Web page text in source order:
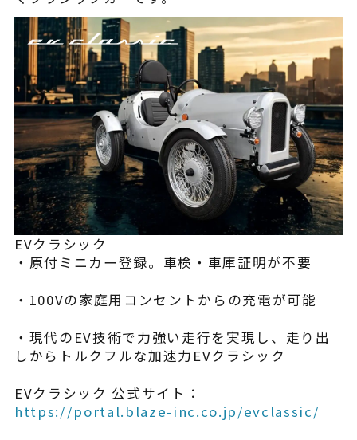
EVクラシック
・原付ミニカー登録。車検・車庫証明が不要
・100Vの家庭用コンセントからの充電が可能
・現代のEV技術で力強い走行を実現し、走り出
しからトルクフルな加速力EVクラシック
EVクラシック 公式サイト：
https://portal.blaze-inc.co.jp/evclassic/